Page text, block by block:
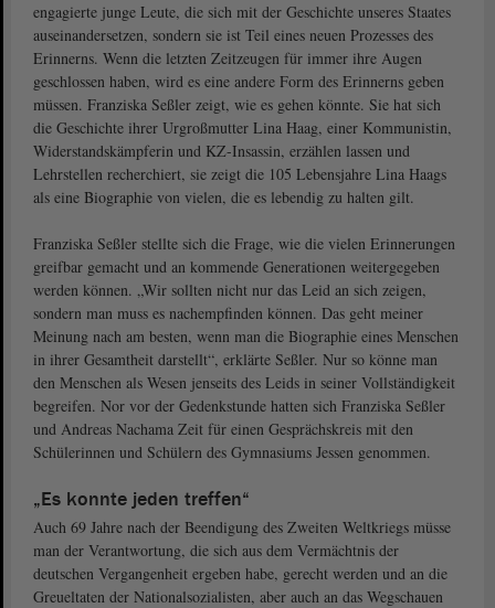
engagierte junge Leute, die sich mit der Geschichte unseres Staates
auseinandersetzen, sondern sie ist Teil eines neuen Prozesses des
Erinnerns. Wenn die letzten Zeitzeugen für immer ihre Augen
geschlossen haben, wird es eine andere Form des Erinnerns geben
müssen. Franziska Seßler zeigt, wie es gehen könnte. Sie hat sich
die Geschichte ihrer Urgroßmutter Lina Haag, einer Kommunistin,
Widerstandskämpferin und KZ-Insassin, erzählen lassen und
Lehrstellen recherchiert, sie zeigt die 105 Lebensjahre Lina Haags
als eine Biographie von vielen, die es lebendig zu halten gilt.
Franziska Seßler stellte sich die Frage, wie die vielen Erinnerungen
greifbar gemacht und an kommende Generationen weitergegeben
werden können. „Wir sollten nicht nur das Leid an sich zeigen,
sondern man muss es nachempfinden können. Das geht meiner
Meinung nach am besten, wenn man die Biographie eines Menschen
in ihrer Gesamtheit darstellt“, erklärte Seßler. Nur so könne man
den Menschen als Wesen jenseits des Leids in seiner Vollständigkeit
begreifen. Nor vor der Gedenkstunde hatten sich Franziska Seßler
und Andreas Nachama Zeit für einen Gesprächskreis mit den
Schülerinnen und Schülern des Gymnasiums Jessen genommen.
„Es konnte jeden treffen“
Auch 69 Jahre nach der Beendigung des Zweiten Weltkriegs müsse
man der Verantwortung, die sich aus dem Vermächtnis der
deutschen Vergangenheit ergeben habe, gerecht werden und an die
Greueltaten der Nationalsozialisten, aber auch an das Wegschauen